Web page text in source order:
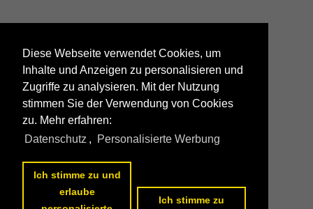
Diese Webseite verwendet Cookies, um
Inhalte und Anzeigen zu personalisieren und
Zugriffe zu analysieren. Mit der Nutzung
stimmen Sie der Verwendung von Cookies
zu. Mehr erfahren:
Datenschutz , Personalisierte Werbung
Ich stimme zu und
erlaube
Ich stimme zu